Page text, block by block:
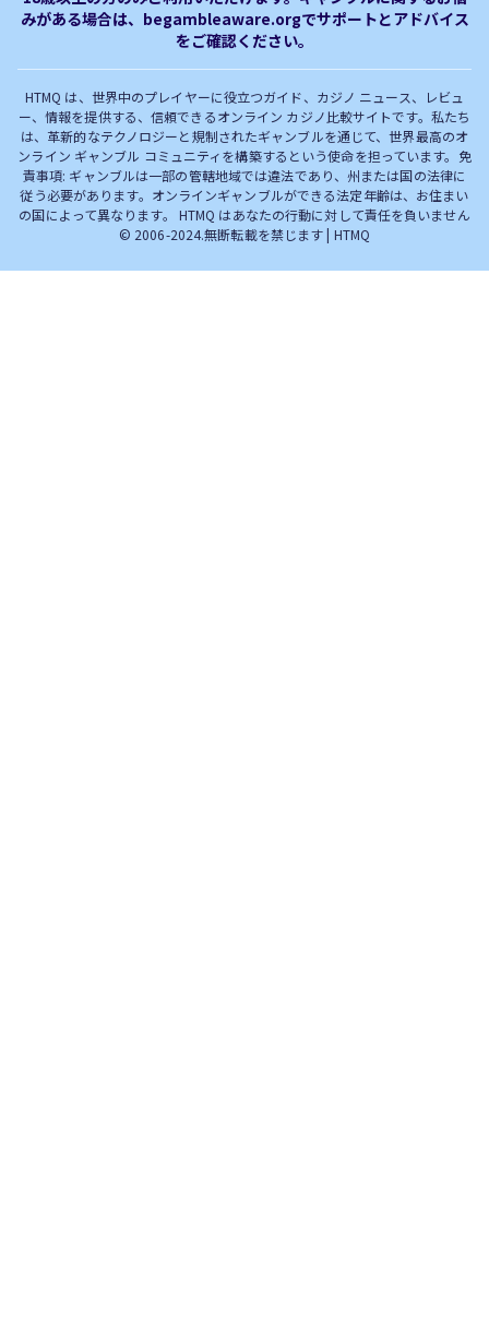
オンラインカジノ最新サイト
オンラインカジノボーナス
みがある場合は、begambleaware.orgでサポートとアドバイス
をご確認ください。
HTMQ は、世界中のプレイヤーに役立つガイド、カジノ ニュース、レビュ
ー、情報を提供する、信頼できるオンライン カジノ比較サイトです。私たち
は、革新的なテクノロジーと規制されたギャンブルを通じて、世界最高のオ
ンライン ギャンブル コミュニティを構築するという使命を担っています。免
責事項: ギャンブルは一部の管轄地域では違法であり、州または国の法律に
従う必要があります。オンラインギャンブルができる法定年齢は、お住まい
の国によって異なります。 HTMQ はあなたの行動に対して責任を負いません
© 2006-2024.無断転載を禁じます | HTMQ